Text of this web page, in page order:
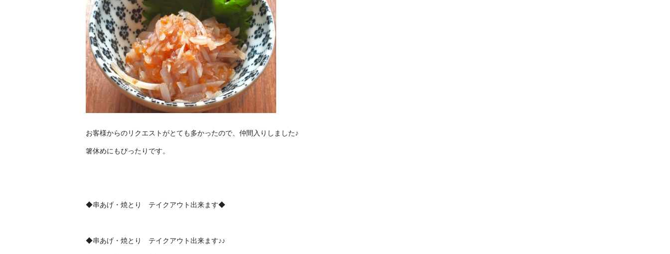
お客様からのリクエストがとても多かったので、仲間入りしました♪
箸休めにもぴったりです。
◆串あげ・焼とり テイクアウト出来ます◆
◆串あげ・焼とり テイクアウト出来ます♪♪